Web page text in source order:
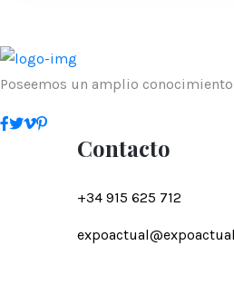
Poseemos un amplio
Contacto
+34 915 625 712